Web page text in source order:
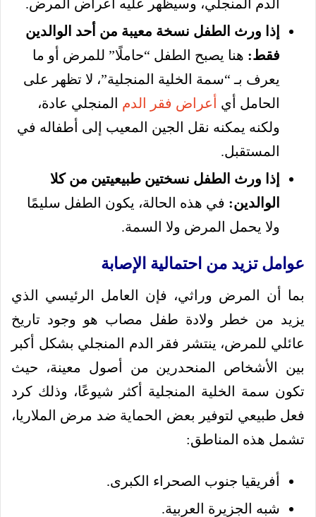
الدم المنجلي، وسيظهر عليه أعراض المرض.
إذا ورث الطفل نسخة معيبة من أحد الوالدين
فقط: هنا يصبح الطفل “حاملًا” للمرض أو ما
يعرف بـ “سمة الخلية المنجلية”، لا تظهر على
الحامل أي أعراض فقر الدم المنجلي عادة،
ولكنه يمكنه نقل الجين المعيب إلى أطفاله في
المستقبل.
إذا ورث الطفل نسختين طبيعيتين من كلا
الوالدين: في هذه الحالة، يكون الطفل سليمًا
ولا يحمل المرض ولا السمة.
عوامل تزيد من احتمالية الإصابة
بما أن المرض وراثي، فإن العامل الرئيسي الذي
يزيد من خطر ولادة طفل مصاب هو وجود تاريخ
عائلي للمرض، ينتشر فقر الدم المنجلي بشكل أكبر
بين الأشخاص المنحدرين من أصول معينة، حيث
تكون سمة الخلية المنجلية أكثر شيوعًا، وذلك كرد
فعل طبيعي لتوفير بعض الحماية ضد مرض الملاريا،
تشمل هذه المناطق:
أفريقيا جنوب الصحراء الكبرى.
شبه الجزيرة العربية.